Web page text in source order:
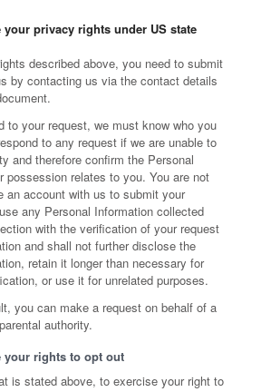
your privacy rights under US state
described above, you need to submit
by contacting us via the contact details
to your request, we must know who you
to any request if we are unable to
and therefore confirm the Personal
possession relates to you. You are not
an account with us to submit your
any Personal Information collected
with the verification of your request
and shall not further disclose the
retain it longer than necessary for
or use it for unrelated purposes.
you can make a request on behalf of a
authority.
your rights to opt out
is stated above, to exercise your right to